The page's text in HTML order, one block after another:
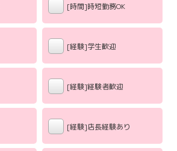
[時間]時短勤務OK
[経験]学生歓迎
[経験]経験者歓迎
[経験]店長経験あり